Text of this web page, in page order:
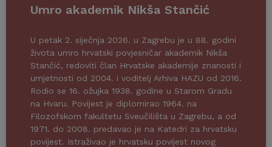
Umro akademik Nikša Stančić
U petak 2. siječnja 2026. u Zagrebu je u 88. godini
života umro hrvatski povjesničar akademik Nikša
Stančić, redoviti član Hrvatske akademije znanosti i
umjetnosti od 2004. i voditelj Arhiva HAZU od 2016.
Rodio se 16. ožujka 1938. godine u Starom Gradu
na Hvaru. Povijest je diplomirao 1964. na
Filozofskom fakultetu Sveučilišta u Zagrebu, a od
1971. do 2008. predavao je na Katedri za hrvatsku
povijest. Istraživao je hrvatsku povijest novog